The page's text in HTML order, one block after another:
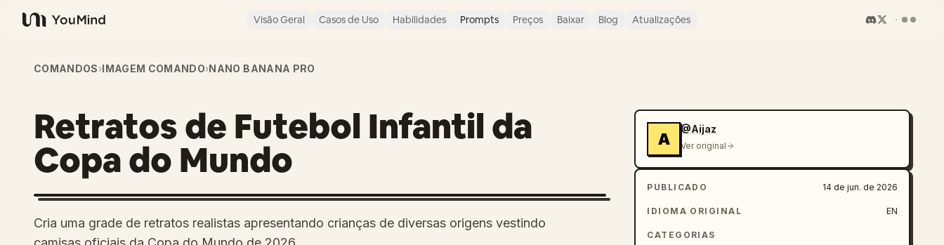
YouMind
Visão Geral Casos de Uso Habilidades Prompts Preços Baixar Blog Atualizações
COMANDOS›IMAGEM COMANDO›NANO BANANA PRO
Retratos de Futebol Infantil da
Copa do Mundo
Cria uma grade de retratos realistas apresentando crianças de diversas origens vestindo
A
@Aijaz
Ver original
PUBLICADO 14 de jun. de 2026
IDIOMA ORIGINAL EN
CATEGORIAS